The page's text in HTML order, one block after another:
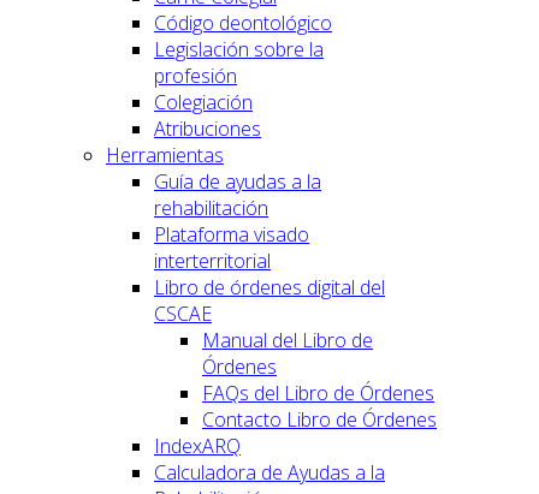
Código deontológico
Legislación sobre la
profesión
Colegiación
Atribuciones
Herramientas
Guía de ayudas a la
rehabilitación
Plataforma visado
interterritorial
Libro de órdenes digital del
CSCAE
Manual del Libro de
Órdenes
FAQs del Libro de Órdenes
Contacto Libro de Órdenes
IndexARQ
Calculadora de Ayudas a la